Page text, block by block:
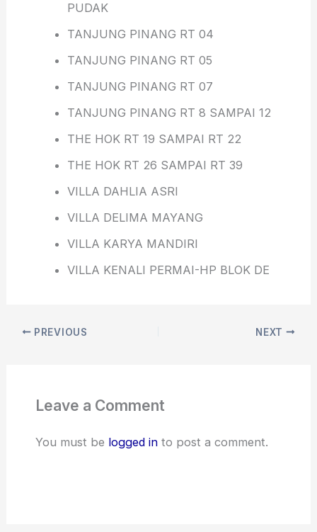
PUDAK
TANJUNG PINANG RT 04
TANJUNG PINANG RT 05
TANJUNG PINANG RT 07
TANJUNG PINANG RT 8 SAMPAI 12
THE HOK RT 19 SAMPAI RT 22
THE HOK RT 26 SAMPAI RT 39
VILLA DAHLIA ASRI
VILLA DELIMA MAYANG
VILLA KARYA MANDIRI
VILLA KENALI PERMAI-HP BLOK DE
PREVIOUS NEXT
Leave a Comment
You must be logged into post a comment.